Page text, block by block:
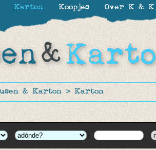
& Karton > Karton
Karton Koopjes Over K & K